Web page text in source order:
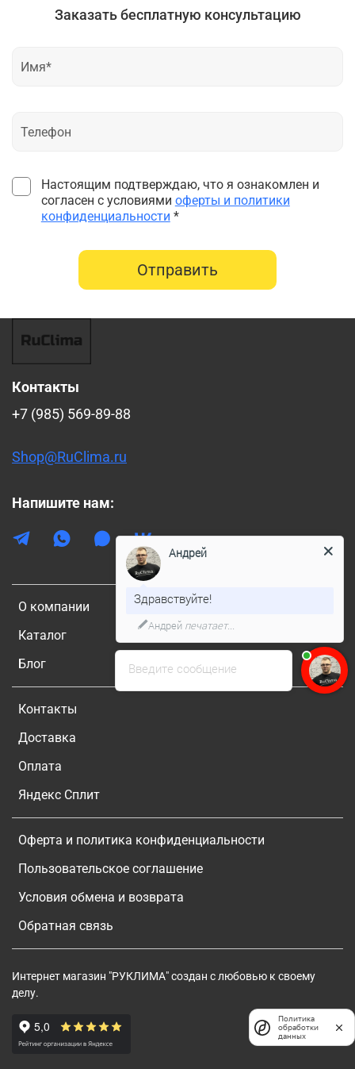
Заказать бесплатную консультацию
Настоящим подтверждаю, что я ознакомлен и
согласен с условиями оферты и политики
конфиденциальности *
Отправить
О компании
Каталог
Блог
Контакты
Доставка
Оплата
Яндекс Сплит
Оферта и политика конфиденциальности
Пользовательское соглашение
Условия обмена и возврата
Обратная связь
Контакты
+7 (985) 569-89-88
Shop@RuClima.ru
Напишите нам:
Интернет магазин "РУКЛИМА" создан с любовью к своему
делу.
Введите сообщение
Андрей
Здравствуйте!
Андрей печатает...
Политика
обработки
данных